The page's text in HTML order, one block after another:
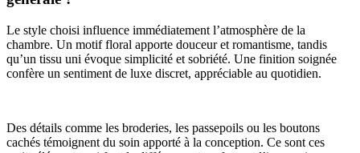
Le style choisi influence immédiatement l’atmosphère de la
chambre. Un motif floral apporte douceur et romantisme, tandis
qu’un tissu uni évoque simplicité et sobriété. Une finition soignée
confère un sentiment de luxe discret, appréciable au quotidien.
Des détails comme les broderies, les passepoils ou les boutons
cachés témoignent du soin apporté à la conception. Ce sont ces